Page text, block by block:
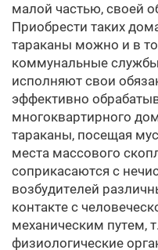
малой частью, своей
Приобрести таких
тараканы можно и в
коммунальные
исполняют свои
эффективно
многоквартирного
тараканы, посещая
места массового
соприкасаются с
возбудителей
контакте с
механическим путем,
физиологические